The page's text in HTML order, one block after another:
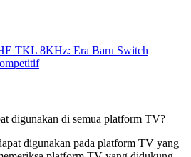
TKL 8KHz: Era Baru Switch
digunakan di semua platform TV?
digunakan pada platform TV yang